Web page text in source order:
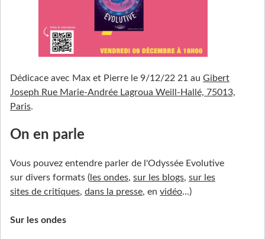
Dédicace avec Max et Pierre le 9/12/22 21 au Gibert
Joseph Rue Marie-Andrée Lagroua Weill-Hallé, 75013,
Paris.
On en parle
Vous pouvez entendre parler de l'Odyssée Evolutive
sur divers formats (les ondes, sur les blogs, sur les
sites de critiques, dans la presse, en vidéo...)
Sur les ondes